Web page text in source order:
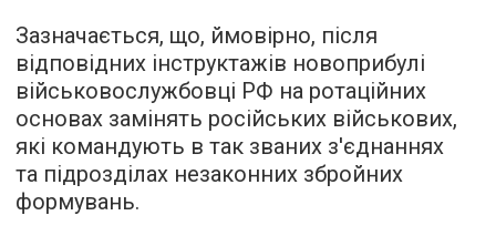
Зазначається, що, ймовірно, після
відповідних інструктажів новоприбулі
військовослужбовці РФ на ротаційних
основах замінять російських військових,
які командують в так званих з'єднаннях
та підрозділах незаконних збройних
формувань.